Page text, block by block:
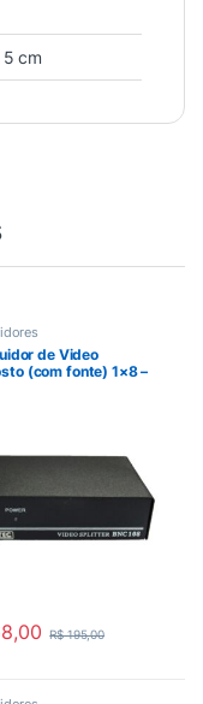
cm
de Video
(com fonte) 1×8 –
R$195,00